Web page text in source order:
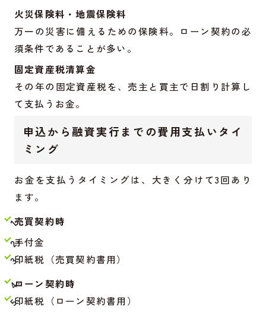
火災保険料・地震保険料
万一の災害に備えるための保険料。ローン契約の必
須条件であることが多い。
固定資産税清算金
その年の固定資産税を、売主と買主で日割り計算し
て支払うお金。
申込から融資実行までの費用支払いタイ
ミング
お金を支払うタイミングは、大きく分けて3回あり
ます。
売買契約時
手付金
印紙税（売買契約書用）
ローン契約時
印紙税（ローン契約書用）